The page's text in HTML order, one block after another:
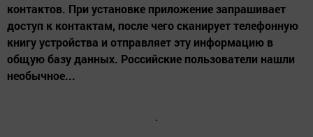
контактов. При установке приложение запрашивает
доступ к контактам, после чего сканирует телефонную
книгу устройства и отправляет эту информацию в
общую базу данных. Российские пользователи нашли
необычное...